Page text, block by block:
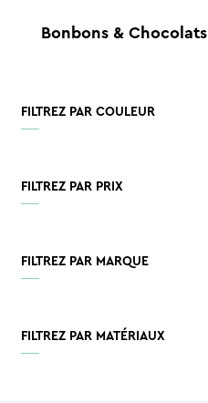
Bonbons & Chocolats
FILTREZ PAR COULEUR
FILTREZ PAR PRIX
FILTREZ PAR MARQUE
FILTREZ PAR MATÉRIAUX